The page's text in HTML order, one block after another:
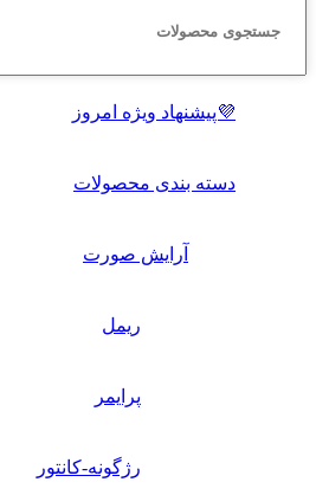
💜پیشنهاد ویژه امروز
دسته بندی محصولات
آرایش صورت
ریمل
پرایمر
رژگونه-کانتور